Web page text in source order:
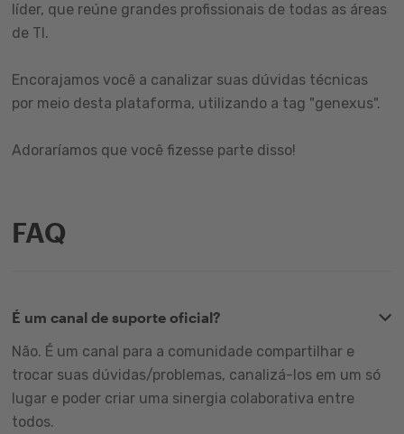
líder, que reúne grandes profissionais de todas as áreas
de TI.
Encorajamos você a canalizar suas dúvidas técnicas
por meio desta plataforma, utilizando a tag "genexus".
Adoraríamos que você fizesse parte disso!
FAQ
É um canal de suporte oficial?
Não. É um canal para a comunidade compartilhar e
trocar suas dúvidas/problemas, canalizá-los em um só
lugar e poder criar uma sinergia colaborativa entre
todos.